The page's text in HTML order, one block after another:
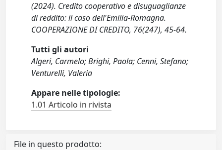
(2024). Credito cooperativo e disuguaglianze
di reddito: il caso dell'Emilia-Romagna.
COOPERAZIONE DI CREDITO, 76(247), 45-64.
Tutti gli autori
Algeri, Carmelo; Brighi, Paola; Cenni, Stefano;
Venturelli, Valeria
Appare nelle tipologie:
1.01 Articolo in rivista
File in questo prodotto: